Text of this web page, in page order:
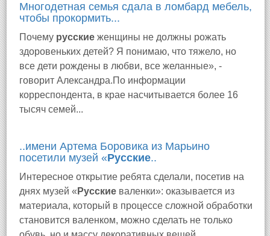
Многодетная семья сдала в ломбард мебель,
чтобы прокормить...
Почему русские женщины не должны рожать
здоровеньких детей? Я понимаю, что тяжело, но
все дети рождены в любви, все желанные», -
говорит Александра.По информации
корреспондента, в крае насчитывается более 16
тысяч семей...
..имени Артема Боровика из Марьино
посетили музей «Русские..
Интересное открытие ребята сделали, посетив на
днях музей « Русские валенки»: оказывается из
материала, который в процессе сложной обработки
становится валенком, можно сделать не только